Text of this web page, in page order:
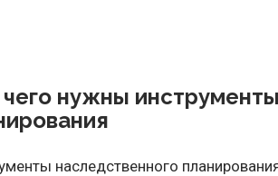
нужны
наследственного